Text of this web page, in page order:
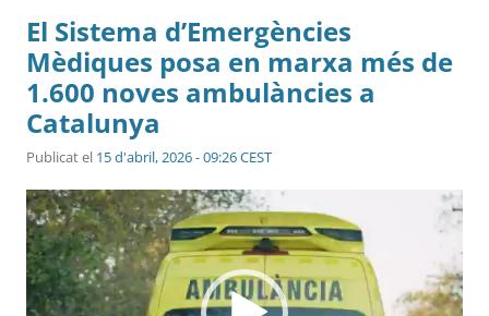
El Sistema d’Emergències
Mèdiques posa en marxa més de
1.600 noves ambulàncies a
Catalunya
Publicat el 15 d'abril, 2026 - 09:26 CEST
Reproductor
de
vídeo